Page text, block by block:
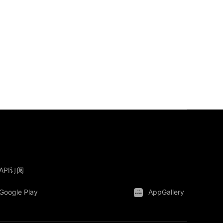
API订阅
Google Play AppGallery